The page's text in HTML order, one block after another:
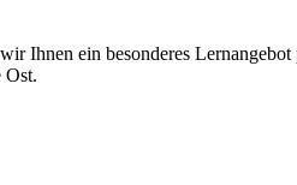
Ihnen ein besonderes
Ost.